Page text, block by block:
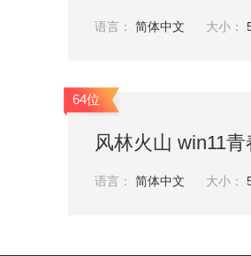
语言： 简体中文 大小：
64位
风林火山 win11
语言： 简体中文 大小：